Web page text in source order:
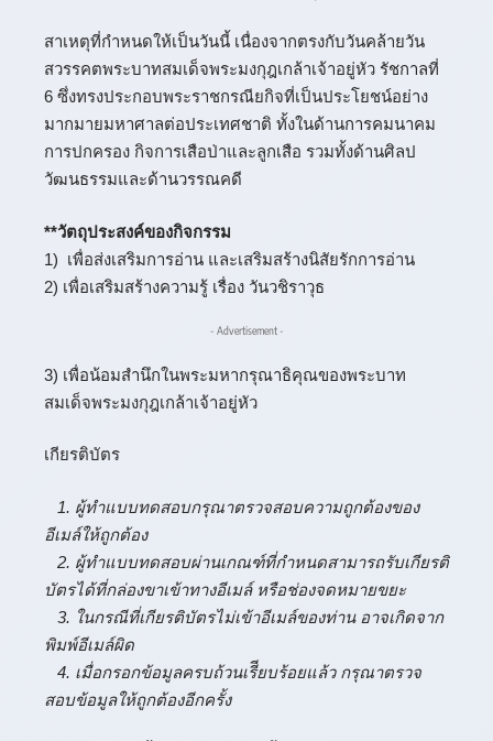
สาเหตุที่กำหนดให้เป็นวันนี้ เนื่องจากตรงกับวันคล้ายวัน
สวรรคตพระบาทสมเด็จพระมงกุฎเกล้าเจ้าอยู่หัว รัชกาลที่
6 ซึ่งทรงประกอบพระราชกรณียกิจที่เป็นประโยชน์อย่าง
มากมายมหาศาลต่อประเทศชาติ ทั้งในด้านการคมนาคม
การปกครอง กิจการเสือป่าและลูกเสือ รวมทั้งด้านศิลป
วัฒนธรรมและด้านวรรณคดี
**วัตถุประสงค์ของกิจกรรม
1) เพื่อส่งเสริมการอ่าน และเสริมสร้างนิสัยรักการอ่าน
2) เพื่อเสริมสร้างความรู้ เรื่อง วันวชิราวุธ
- Advertisement -
3) เพื่อน้อมสำนึกในพระมหากรุณาธิคุณของพระบาท
สมเด็จพระมงกุฎเกล้าเจ้าอยู่หัว
เกียรติบัตร
1. ผู้ทำแบบทดสอบกรุณาตรวจสอบความถูกต้องของ
อีเมล์ให้ถูกต้อง
2. ผู้ทำแบบทดสอบผ่านเกณฑ์ที่กำหนดสามารถรับเกียรติ
บัตรได้ที่กล่องขาเข้าทางอีเมล์ หรือช่องจดหมายขยะ
3. ในกรณีที่เกียรติบัตรไม่เข้าอีเมล์ของท่าน อาจเกิดจาก
พิมพ์อีเมล์ผิด
4. เมื่อกรอกข้อมูลครบถ้วนเรีียบร้อยแล้ว กรุณาตรวจ
สอบข้อมูลให้ถูกต้องอีกครั้ง